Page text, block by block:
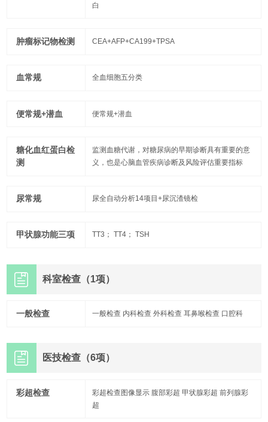
白
肿瘤标记物检测 CEA+AFP+CA199+TPSA
血常规 全血细胞五分类
便常规+潜血 便常规+潜血
糖化血红蛋白检
测
监测血糖代谢，对糖尿病的早期诊断具有重要的意
义，也是心脑血管疾病诊断及风险评估重要指标
尿常规 尿全自动分析14项目+尿沉渣镜检
甲状腺功能三项 TT3； TT4； TSH
科室检查（1项）
一般检查 一般检查 内科检查 外科检查 耳鼻喉检查 口腔科
医技检查（6项）
彩超检查
彩超检查图像显示 腹部彩超 甲状腺彩超 前列腺彩
超